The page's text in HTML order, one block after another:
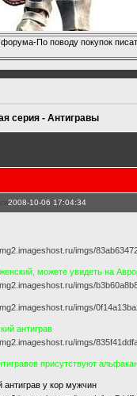
По поводу покупок
серия - Антигравы
2008-10-06 17:04:34
можете увидеть на
антиграв
присутствуют
антиграв у кор мужчин